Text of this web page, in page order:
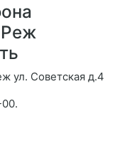
Реж
ул. Советская д.4